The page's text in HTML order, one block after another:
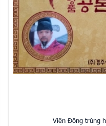
Viên Đông trùng